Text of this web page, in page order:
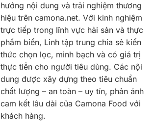
hướng nội dung và trải nghiệm thương
hiệu trên camona.net. Với kinh nghiệm
trực tiếp trong lĩnh vực hải sản và thực
phẩm biển, Linh tập trung chia sẻ kiến
thức chọn lọc, minh bạch và có giá trị
thực tiễn cho người tiêu dùng. Các nội
dung được xây dựng theo tiêu chuẩn
chất lượng – an toàn – uy tín, phản ánh
cam kết lâu dài của Camona Food với
khách hàng.